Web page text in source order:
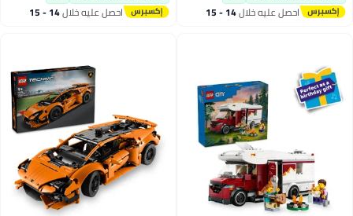
احصل عليه خلال 14 - 15 احصل عليه خلال 14 - 15